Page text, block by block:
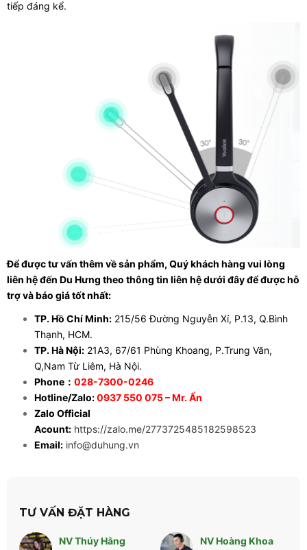
tiếp đáng kể.
Để được tư vấn thêm về sản phẩm, Quý khách hàng vui lòng
liên hệ đến Du Hưng theo thông tin liên hệ dưới đây để được hỗ
trợ và báo giá tốt nhất:
TP. Hồ Chí Minh: 215/56 Đường Nguyễn Xí, P.13, Q.Bình
Thạnh, HCM.
TP. Hà Nội: 21A3, 67/61 Phùng Khoang, P.Trung Văn,
Q,Nam Từ Liêm, Hà Nội.
Phone： 028-7300-0246
Hotline/Zalo:0937 550 075– Mr. Ẩn
Zalo Official
Acount: https://zalo.me/2773725485182598523
Email: info@duhung.vn
TƯ VẤN ĐẶT HÀNG
NV Thúy Hằng
NV Hoàng Khoa